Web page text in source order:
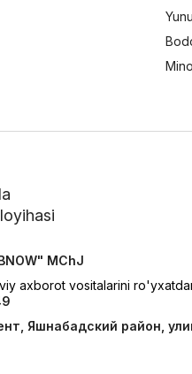
MChJ
axborot vositalarini
Яшнабадский район,